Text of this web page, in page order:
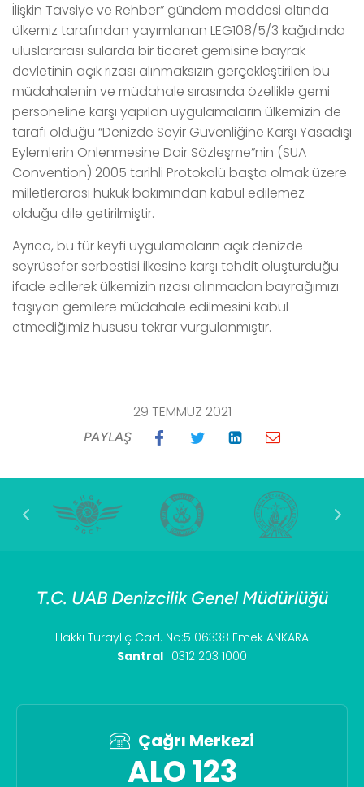
İlişkin Tavsiye ve Rehber” gündem maddesi altında
ülkemiz tarafından yayımlanan LEG108/5/3 kağıdında
uluslararası sularda bir ticaret gemisine bayrak
devletinin açık rızası alınmaksızın gerçekleştirilen bu
müdahalenin ve müdahale sırasında özellikle gemi
personeline karşı yapılan uygulamaların ülkemizin de
tarafı olduğu “Denizde Seyir Güvenliğine Karşı Yasadışı
Eylemlerin Önlenmesine Dair Sözleşme”nin (SUA
Convention) 2005 tarihli Protokolü başta olmak üzere
milletlerarası hukuk bakımından kabul edilemez
olduğu dile getirilmiştir.
Ayrıca, bu tür keyfi uygulamaların açık denizde
seyrüsefer serbestisi ilkesine karşı tehdit oluşturduğu
ifade edilerek ülkemizin rızası alınmadan bayrağımızı
taşıyan gemilere müdahale edilmesini kabul
etmediğimiz hususu tekrar vurgulanmıştır.
29 TEMMUZ 2021
PAYLAŞ
T.C. UAB Denizcilik Genel Müdürlüğü
Hakkı Turayliç Cad. No:5 06338 Emek ANKARA
Santral 0312 203 1000
Çağrı Merkezi
ALO 123